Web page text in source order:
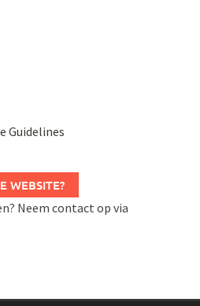
Guidelines
WEBSITE?
Neem contact op via